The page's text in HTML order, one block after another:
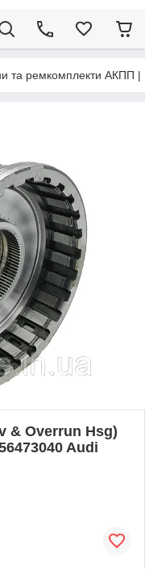
та ремкомплекти АКПП |
& Overrun Hsg)
Audi